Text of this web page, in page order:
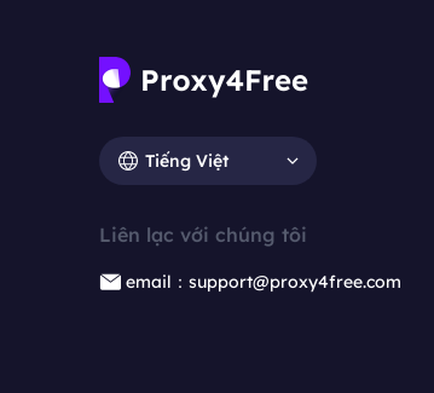
Tiếng Việt
Liên lạc với chúng tôi
email：support@proxy4free.com